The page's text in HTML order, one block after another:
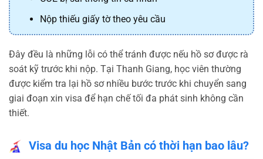
Nộp thiếu giấy tờ theo yêu cầu
Đây đều là những lỗi có thể tránh được nếu hồ sơ được rà
soát kỹ trước khi nộp. Tại Thanh Giang, học viên thường
được kiểm tra lại hồ sơ nhiều bước trước khi chuyển sang
giai đoạn xin visa để hạn chế tối đa phát sinh không cần
thiết.
Visa du học Nhật Bản có thời hạn bao lâu?